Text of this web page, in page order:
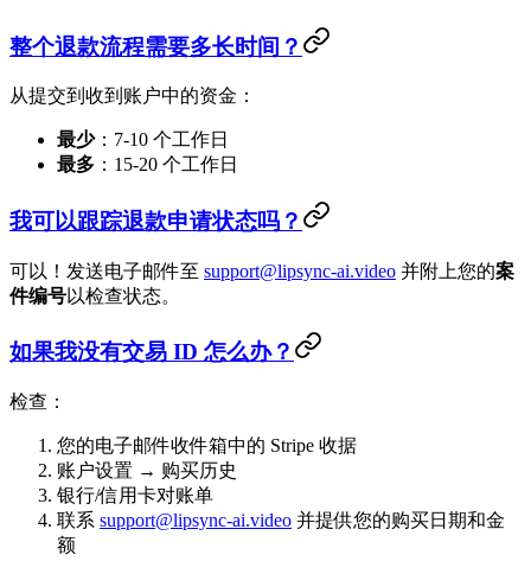
整个退款流程需要多长时间？
从提交到收到账户中的资金：
最少：7-10 个工作日
最多 ：15-20 个工作日
我可以跟踪退款申请状态吗？
可以！发送电子邮件至 support@lipsync-ai.video 并附上您的案
件编号以检查状态。
如果我没有交易 ID 怎么办？
检查：
您的电子邮件收件箱中的 Stripe 收据
账户设置 → 购买历史
银行/信用卡对账单
联系 support@lipsync-ai.video 并提供您的购买日期和金
额